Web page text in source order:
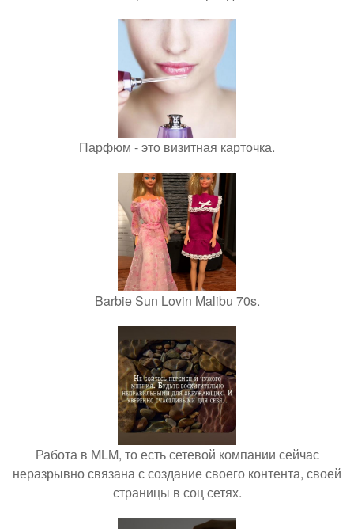
Парфюм - это визитная карточка.
Barbie Sun Lovin Malibu 70s.
Работа в MLM, то есть сетевой компании сейчас
неразрывно связана с создание своего контента, своей
страницы в соц сетях.